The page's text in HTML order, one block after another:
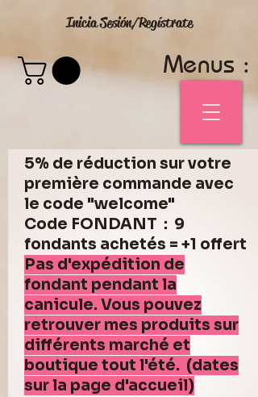
Inicia Sesión/Regístrate
Menus :
5% de réduction sur votre
première commande avec
le code "welcome"
Code FONDANT : 9
fondants achetés = +1 offert
Pas d'expédition de
fondant pendant la
canicule. Vous pouvez
retrouver mes produits sur
différents marché et
boutique tout l'été. (dates
sur la page d'accueil)